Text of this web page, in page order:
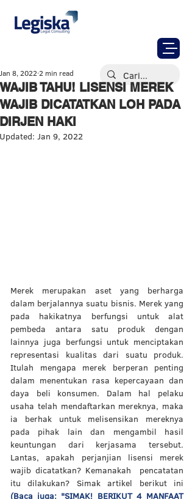
WAJIB TAHU! LISENSI MEREK
WAJIB DICATATKAN LOH PADA
DIRJEN HAKI
Jan 8, 20222 min read
Updated: Jan 9, 2022
Merek merupakan aset yang berharga
dalam berjalannya suatu bisnis. Merek yang
pada hakikatnya berfungsi untuk alat
pembeda antara satu produk dengan
lainnya juga berfungsi untuk menciptakan
representasi kualitas dari suatu produk.
Itulah mengapa merek berperan penting
dalam menentukan rasa kepercayaan dan
daya beli konsumen. Dalam hal pelaku
usaha telah mendaftarkan mereknya, maka
ia berhak untuk melisensikan mereknya
pada pihak lain dan mengambil hasil
keuntungan dari kerjasama tersebut.
Lantas, apakah perjanjian lisensi merek
wajib dicatatkan? Kemanakah  pencatatan
(Baca juga: "SIMAK! BERIKUT 4 MANFAAT